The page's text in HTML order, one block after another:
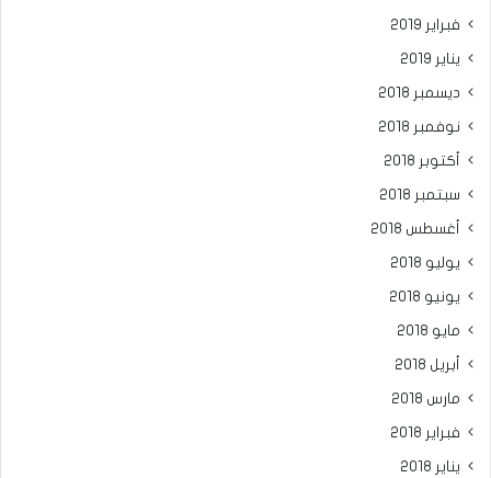
فبراير 2019
يناير 2019
ديسمبر 2018
نوفمبر 2018
أكتوبر 2018
سبتمبر 2018
أغسطس 2018
يوليو 2018
يونيو 2018
مايو 2018
أبريل 2018
مارس 2018
فبراير 2018
يناير 2018